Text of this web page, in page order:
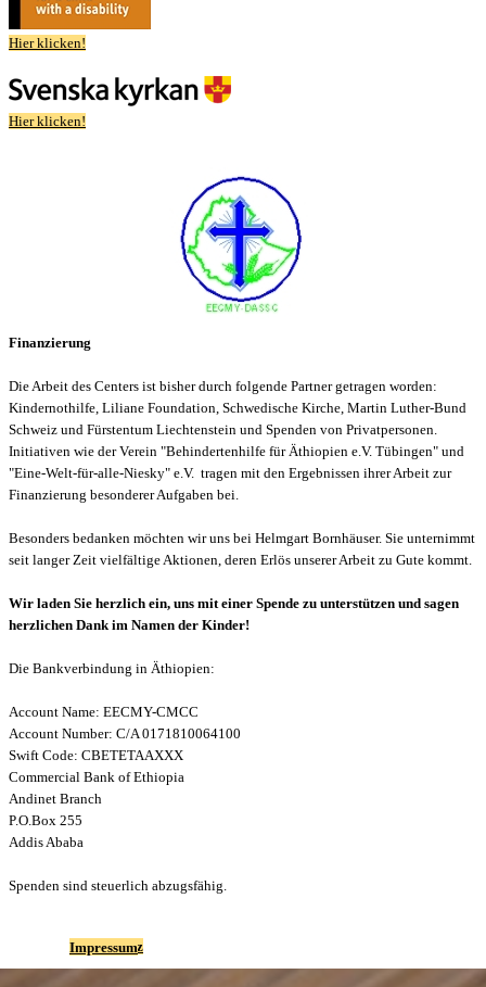
Hier klicken!
Hier klicken!
Finanzierung
Die Arbeit des Centers ist bisher durch folgende Partner getragen worden:
Kindernothilfe, Liliane Foundation, Schwedische Kirche, Martin Luther-Bund
Schweiz und Fürstentum Liechtenstein und Spenden von Privatpersonen.
Initiativen wie der Verein "Behindertenhilfe für Äthiopien e.V. Tübingen" und
"Eine-Welt-für-alle-Niesky" e.V. tragen mit den Ergebnissen ihrer Arbeit zur
Finanzierung besonderer Aufgaben bei.
Besonders bedanken möchten wir uns bei Helmgart Bornhäuser. Sie unternimmt
seit langer Zeit vielfältige Aktionen, deren Erlös unserer Arbeit zu Gute kommt.
Wir laden Sie herzlich ein, uns mit einer Spende zu unterstützen und sagen
herzlichen Dank im Namen der Kinder!
Die Bankverbindung in Äthiopien:
Account Name: EECMY-CMCC
Account Number: C/A 0171810064100
Swift Code: CBETETAAXXX
Commercial Bank of Ethiopia
Andinet Branch
P.O.Box 255
Addis Ababa
Spenden sind steuerlich abzugsfähig.
Datenschutz
Impressum